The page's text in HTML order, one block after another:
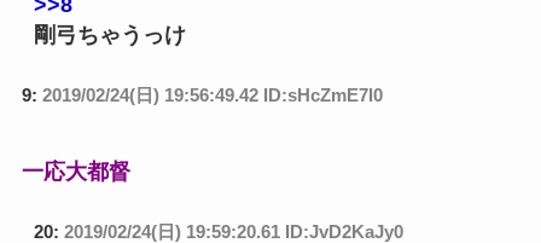
剛弓ちゃうっけ
9: 2019/02/24(日) 19:56:49.42 ID:sHcZmE7l0
一応大都督
20: 2019/02/24(日) 19:59:20.61 ID:JvD2KaJy0